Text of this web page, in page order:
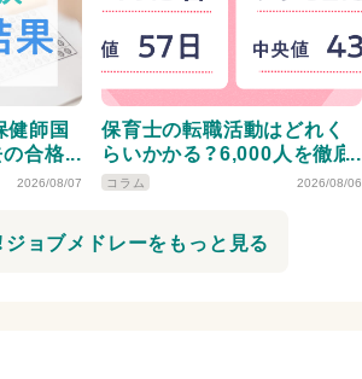
健師国
合格
、合格
2026/08/07
保育士の転職活動はどれく
らいかかる？6,000人を徹底
分析！
コラム 2026/08/06
ジョブメドレーをもっと見る